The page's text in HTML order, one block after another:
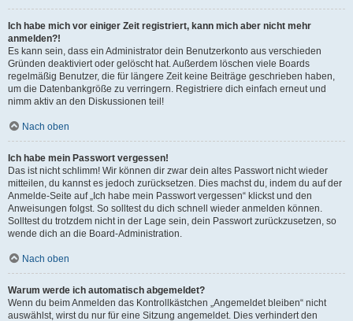
Ich habe mich vor einiger Zeit registriert, kann mich aber nicht mehr
anmelden?!
Es kann sein, dass ein Administrator dein Benutzerkonto aus verschieden
Gründen deaktiviert oder gelöscht hat. Außerdem löschen viele Boards
regelmäßig Benutzer, die für längere Zeit keine Beiträge geschrieben haben,
um die Datenbankgröße zu verringern. Registriere dich einfach erneut und
nimm aktiv an den Diskussionen teil!
Nach oben
Ich habe mein Passwort vergessen!
Das ist nicht schlimm! Wir können dir zwar dein altes Passwort nicht wieder
mitteilen, du kannst es jedoch zurücksetzen. Dies machst du, indem du auf der
Anmelde-Seite auf „Ich habe mein Passwort vergessen“ klickst und den
Anweisungen folgst. So solltest du dich schnell wieder anmelden können.
Solltest du trotzdem nicht in der Lage sein, dein Passwort zurückzusetzen, so
wende dich an die Board-Administration.
Nach oben
Warum werde ich automatisch abgemeldet?
Wenn du beim Anmelden das Kontrollkästchen „Angemeldet bleiben“ nicht
auswählst, wirst du nur für eine Sitzung angemeldet. Dies verhindert den